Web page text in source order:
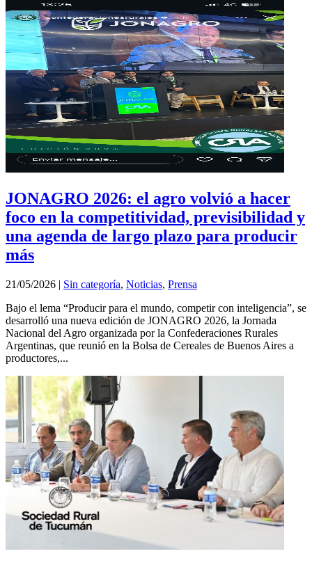
JONAGRO 2026: el agro volvió a hacer
foco en la competitividad, previsibilidad y
una agenda de largo plazo para producir
más
21/05/2026 | Sin categoría, Noticias, Prensa
Bajo el lema “Producir para el mundo, competir con inteligencia”, se
desarrolló una nueva edición de JONAGRO 2026, la Jornada
Nacional del Agro organizada por la Confederaciones Rurales
Argentinas, que reunió en la Bolsa de Cereales de Buenos Aires a
productores,...